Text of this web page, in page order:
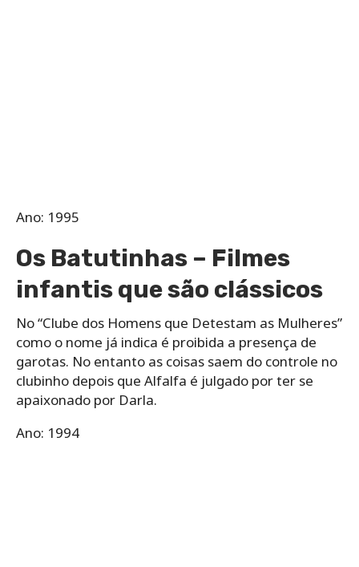
Ano: 1995
Os Batutinhas – Filmes
infantis que são clássicos
No “Clube dos Homens que Detestam as Mulheres”
como o nome já indica é proibida a presença de
garotas. No entanto as coisas saem do controle no
clubinho depois que Alfalfa é julgado por ter se
apaixonado por Darla.
Ano: 1994